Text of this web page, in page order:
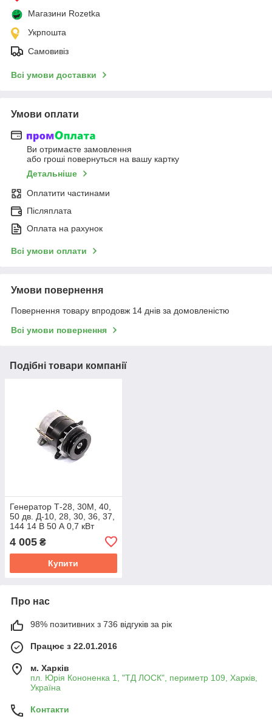
Магазини Rozetka
Укрпошта
Самовивіз
Всі умови доставки
Умови оплати
Ви отримаєте замовлення
або гроші повернуться на вашу картку
Детальніше
Оплатити частинами
Післяплата
Оплата на рахунок
Всі умови оплати
Умови повернення
Повернення товару впродовж 14 днів за домовленістю
Всі умови повернення
Подібні товари компанії
Генератор Т-28, 30М, 40,
50 дв. Д-10, 28, 30, 36, 37,
144 14 В 50 А 0,7 кВт
4 005 ₴
Купити
Про нас
98% позитивних з 736 відгуків за рік
Працює з 22.01.2016
м. Харків
пл. Юрія Кононенка 1, "ТД ЛОСК", периметр 109, Харків,
Україна
Контакти